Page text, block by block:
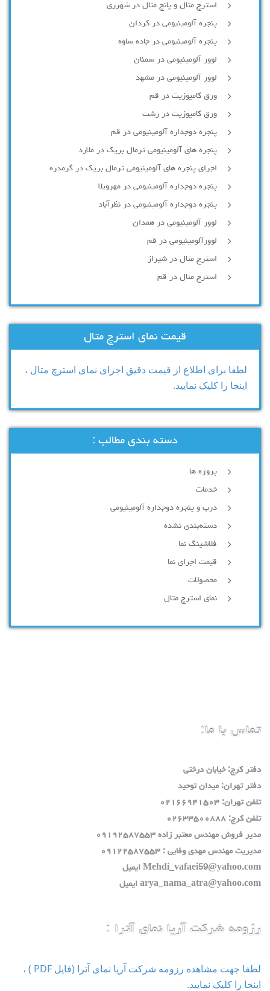
استرچ متال و پانچ متال در شهرری
پنجره آلومینیومی در کردان
پنجره آلومینیومی در جاده ساوه
لوور آلومینیومی در سمنان
لوور آلومینیومی در مشهد
ورق کامپوزیت در قم
ورق کامپوزیت در رشت
پنجره دوجداره آلومينيومی در قم
پنجره های آلومینیومی ترمال بریک در ملارد
اجرای پنجره های آلومینیومی ترمال بریک در گرمدره
پنجره دوجداره آلومینیومی در مهرویلا
پنجره دوجداره آلومینیومی در نظرآباد
لوور آلومینیومی در همدان
لوورآلومینیومی در قم
استرچ متال در شیراز
استرچ متال در قم
قیمت نمای استرچ متال
لطفا برای اطلاع از قیمت دقیق اجرای نمای استرچ متال ،
اینجا را کلیک نمایید.
دسته بندی مطالب :
پروژه ها
خدمات
درب و پنجره دوجداره آلومینیومی
دسته‌بندی نشده
فلاشینگ نما
قیمت اجرای نما
محصولات
نمای استرچ متال
تماس با ما:
دفتر كرج: خيابان درختي
دفتر تهران: ميدان توحيد
تلفن تهران: ٠٢١٦٦٩٤١٥٠٣
تلفن كرج: ٠٢٦٣٣٥٠٠٨٨٨
مدير فروش مهندس معتبر زاده ٠٩١٩٢٥٨٧٥٥٣
مديريت مهندس مهدي وفايي : ٠٩١٢٢٥٨٧٥٥٣
Mehdi_vafaei59@yahoo.com ايميل
arya_nama_atra@yahoo.com ايميل
رزومه شرکت آریا نمای آترا :
لطفا جهت مشاهده رزومه شرکت آریا نمای آترا (فایل PDF ) ،
اینجا را کلیک نمایید.